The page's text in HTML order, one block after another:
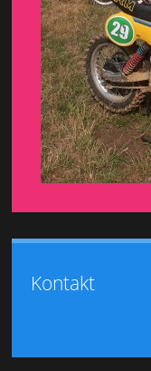
Kontakt